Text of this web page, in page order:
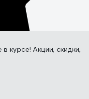
в курсе! Акции, скидки,